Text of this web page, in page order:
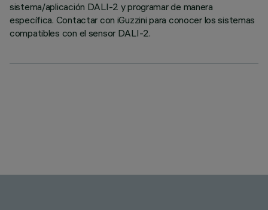
sistema/aplicación DALI-2 y programar de manera
específica. Contactar con iGuzzini para conocer los sistemas
compatibles con el sensor DALI-2.